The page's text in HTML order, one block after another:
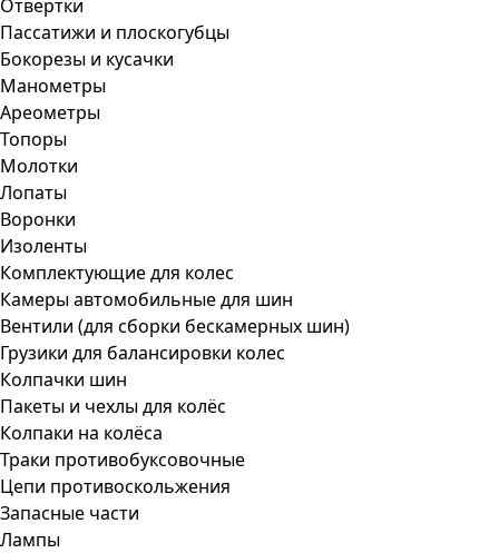
Отвертки
Пассатижи и плоскогубцы
Бокорезы и кусачки
Манометры
Ареометры
Топоры
Молотки
Лопаты
Воронки
Изоленты
Комплектующие для колес
Камеры автомобильные для шин
Вентили (для сборки бескамерных шин)
Грузики для балансировки колес
Колпачки шин
Пакеты и чехлы для колёс
Колпаки на колёса
Траки противобуксовочные
Цепи противоскольжения
Запасные части
Лампы